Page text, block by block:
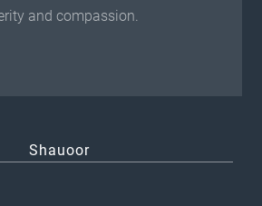
and compassion.
Shauoor